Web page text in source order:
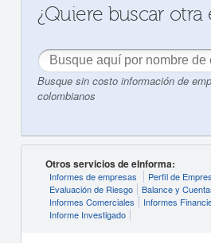
¿Quiere buscar otra
Busque sin costo información de
colombianos
Otros servicios de eInforma:
Informes de empresas
Perfil de
Evaluación de Riesgo
Balance y
Informes Comerciales
Informes
Informe Investigado